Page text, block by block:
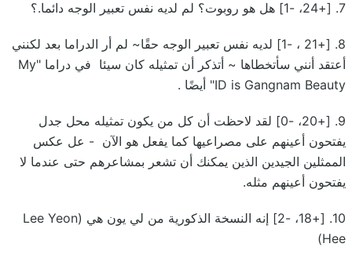
7. [+24، -1] هل هو روبوت؟ لم لديه نفس تعبير الوجه دائما.؟
8. [+21 ، -1] لديه نفس تعبير الوجه حقًا~ لم أر الدراما بعد لكنني
أعتقد أنني سأتخطاها ~ أتذكر أن تمثيله كان سيئا في دراما "My
ID is Gangnam Beauty" أيضًا .
9. [+20، -0] لقد لاحظت أن كل من يكون تمثيله محل جدل
يفتحون أعينهم على مصراعيها كما يفعل هو الآن - عل عكس
الممثلين الجيدين الذين يمكنك أن تشعر بمشاعرهم حتى عندما لا
يفتحون أعينهم مثله.
10. [+18، -2] إنه النسخة الذكورية من لي يون هي (Lee Yeon
Hee)